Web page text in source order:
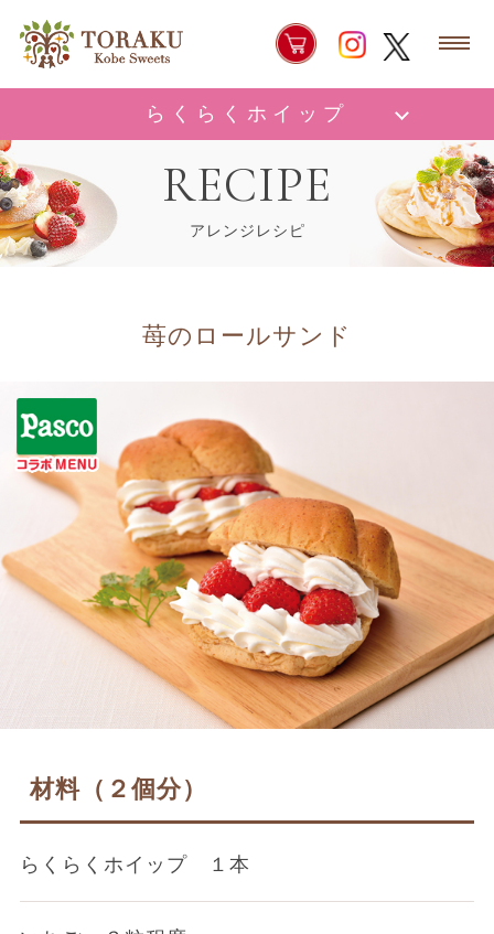
らくらくホイップ
RECIPE
アレンジレシピ
苺のロールサンド
材料（２個分）
らくらくホイップ １本